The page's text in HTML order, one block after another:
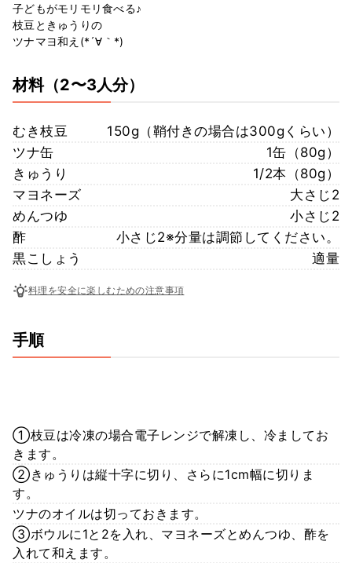
子どもがモリモリ食べる♪
枝豆ときゅうりの
ツナマヨ和え(*´∀｀*)
材料（2〜3人分）
むき枝豆
150g（鞘付きの場合は300gくらい）
ツナ缶
1缶（80g）
きゅうり
1/2本（80g）
マヨネーズ
大さじ2
めんつゆ
小さじ2
酢
小さじ2※分量は調節してください。
黒こしょう
適量
料理を安全に楽しむための注意事項
手順
①枝豆は冷凍の場合電子レンジで解凍し、冷ましてお
きます。
②きゅうりは縦十字に切り、さらに1cm幅に切りま
す。
ツナのオイルは切っておきます。
③ボウルに1と2を入れ、マヨネーズとめんつゆ、酢を
入れて和えます。